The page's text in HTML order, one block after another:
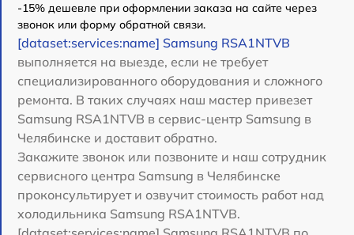
-15% дешевле при оформлении заказа на сайте через
звонок или форму обратной связи.
[dataset:services:name] Samsung RSA1NTVB
выполняется на выезде, если не требует
специализированного оборудования и сложного
ремонта. В таких случаях наш мастер привезет
Samsung RSA1NTVB в сервис-центр Samsung в
Челябинске и доставит обратно.
Закажите звонок или позвоните и наш сотрудник
сервисного центра Samsung в Челябинске
проконсультирует и озвучит стоимость работ над
холодильника Samsung RSA1NTVB.